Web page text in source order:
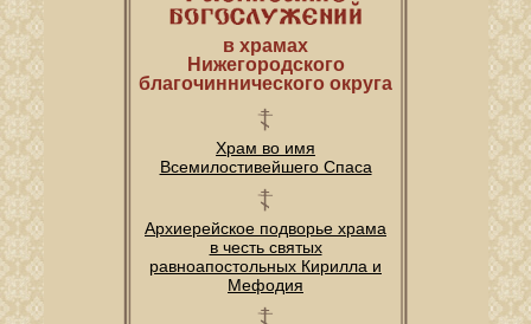
в храмах
Нижегородского
благочиннического округа
Храм во имя
Всемилостивейшего Спаса
Архиерейское подворье храма
в честь святых
равноапостольных Кирилла и
Мефодия